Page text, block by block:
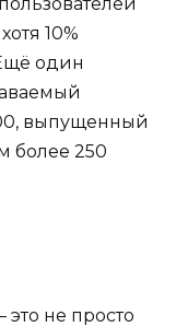
10%
один
выпущенный
более 250
не просто